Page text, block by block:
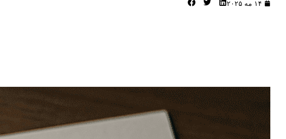
۱۴ مه ۲۰۲۵